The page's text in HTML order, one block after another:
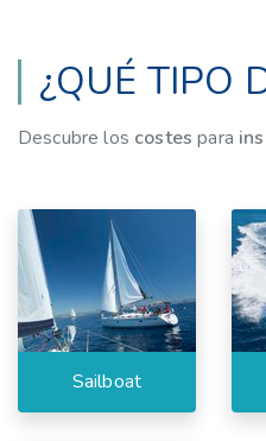
¿QUÉ TIPO
Descubre los costes para
Sailboat